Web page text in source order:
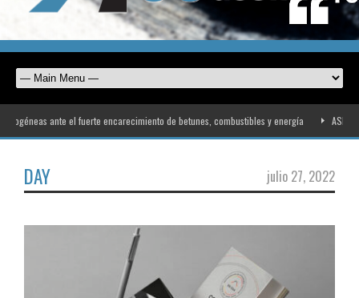
ante el fuerte encarecimiento de betunes, combustibles y energía
DAY julio 27, 2022